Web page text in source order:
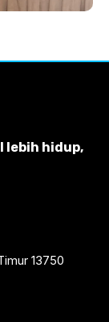
lebih hidup,
13750